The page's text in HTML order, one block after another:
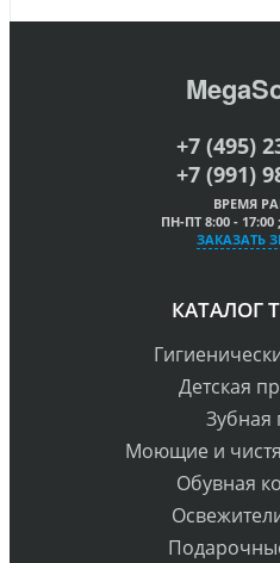
+7 (495)
+7 (991)
ВРЕМЯ
ПН-ПТ 8:00 - 17:00
ЗАКАЗАТЬ
КАТАЛОГ
Детская
Зубная
Моющие и
Обувная